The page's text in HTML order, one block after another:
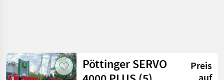
Pöttinger SERVO
Preis
auf